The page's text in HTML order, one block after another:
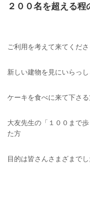
２００名を超える
ご利用を考えて来てくだ
新しい建物を見にいらっ
ケーキを食べに来て下さ
大友先生の「１００まで
た方
目的は皆さんさまざまで